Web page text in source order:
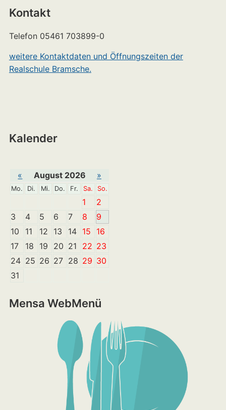
Kontakt
Telefon 05461 703899-0
weitere Kontaktdaten und Öffnungszeiten der
Realschule Bramsche.
Kalender
« August 2026 »
Mo. Di. Mi. Do. Fr. Sa. So.
1
2
3
4 5 6 7 8
9
10
11 12 13 14 15
16
17
18 19 20 21 22 23
24 25 26 27 28 29 30
31
Mensa WebMenü